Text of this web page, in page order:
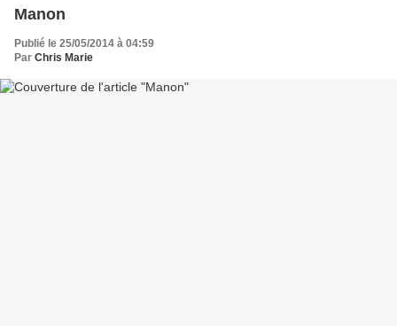
Manon
Publié le 25/05/2014 à 04:59
Par Chris Marie